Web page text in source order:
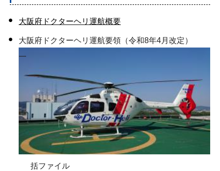
大阪府ドクターヘリ運航概要
大阪府ドクターヘリ運航要領（令和8年4月改定）
一
括ファイル